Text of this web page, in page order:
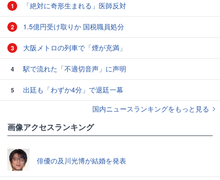
1 「絶対に奇形生まれる」医師反対
2 1.5億円受け取りか 国税職員処分
3 大阪メトロの列車で「煙が充満」
4 駅で流れた「不適切音声」に声明
5
出廷も「わずか4分」で退廷一幕
国内ニュースランキングをもっと見る
画像アクセスランキング
俳優の及川光博が結婚を発表